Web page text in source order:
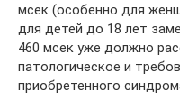
мсек (особенно для
для детей до 18 лет
460 мсек уже должно
патологическое и
приобретенного